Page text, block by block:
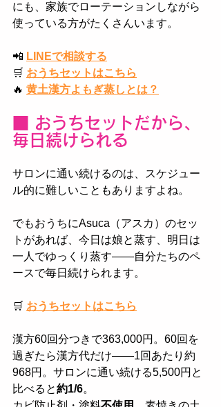
にも、家族でローテーションしながら
使っている方がたくさんいます。
📲 LINEで相談する
🛒 おうちセットはこちら
🔥 黄土漢方よもぎ蒸しとは？
■ おうちセットだから、
毎日続けられる
サロンに通い続けるのは、スケジュー
ル的に難しいこともありますよね。
でもおうちにAsuca（アスカ）のセッ
トがあれば、今日は娘と蒸す、明日は
一人でゆっくり蒸す——自分たちのペ
ースで毎日続けられます。
🛒 おうちセットはこちら
漢方60回分つきで363,000円。60回を
過ぎたら漢方代だけ——1回あたり約
968円。サロンに通い続ける5,500円と
比べると約1/6。